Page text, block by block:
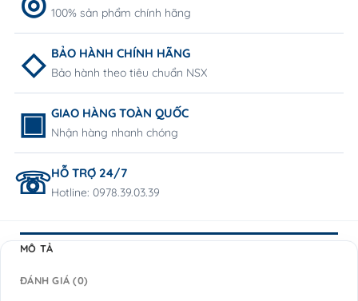
100% sản phẩm chính hãng
BẢO HÀNH CHÍNH HÃNG
Bảo hành theo tiêu chuẩn NSX
GIAO HÀNG TOÀN QUỐC
Nhận hàng nhanh chóng
HỖ TRỢ 24/7
Hotline: 0978.39.03.39
MÔ TẢ
ĐÁNH GIÁ (0)